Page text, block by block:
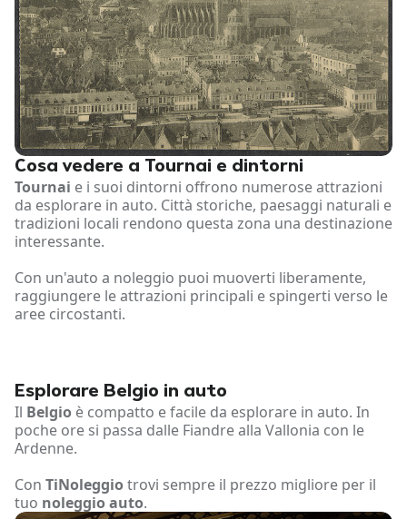
Cosa vedere a Tournai e dintorni
Tournai e i suoi dintorni offrono numerose attrazioni
da esplorare in auto. Città storiche, paesaggi naturali e
tradizioni locali rendono questa zona una destinazione
interessante.
Con un'auto a noleggio puoi muoverti liberamente,
raggiungere le attrazioni principali e spingerti verso le
aree circostanti.
Esplorare Belgio in auto
Il Belgio è compatto e facile da esplorare in auto. In
poche ore si passa dalle Fiandre alla Vallonia con le
Ardenne.
Con TiNoleggiotrovi sempre il prezzo migliore per il
tuo noleggio auto.